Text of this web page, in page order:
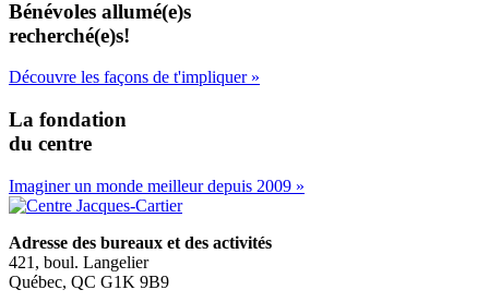
Bénévoles allumé(e)s
recherché(e)s!
Découvre les façons de t'impliquer »
La fondation
du centre
Imaginer un monde meilleur depuis 2009 »
Adresse des bureaux et des activités
421, boul. Langelier
Québec, QC G1K 9B9